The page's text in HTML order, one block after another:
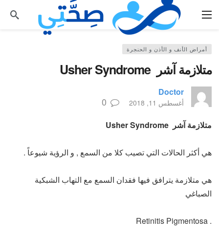
أمراض الأنف و الأذن و الحنجرة
متلازمة آشر ­ Usher Syndrome
Doctor
أغسطس 11, 2018 0
متلازمة آشر ­ Usher Syndrome
هي أكثر الحالات التي تصيب كلا من السمع , و الرؤية شيوعاً .
هي متلازمة يترافق فيها فقدان السمع مع التهاب الشبكية
الصباغي
. Retinitis Pigmentosa